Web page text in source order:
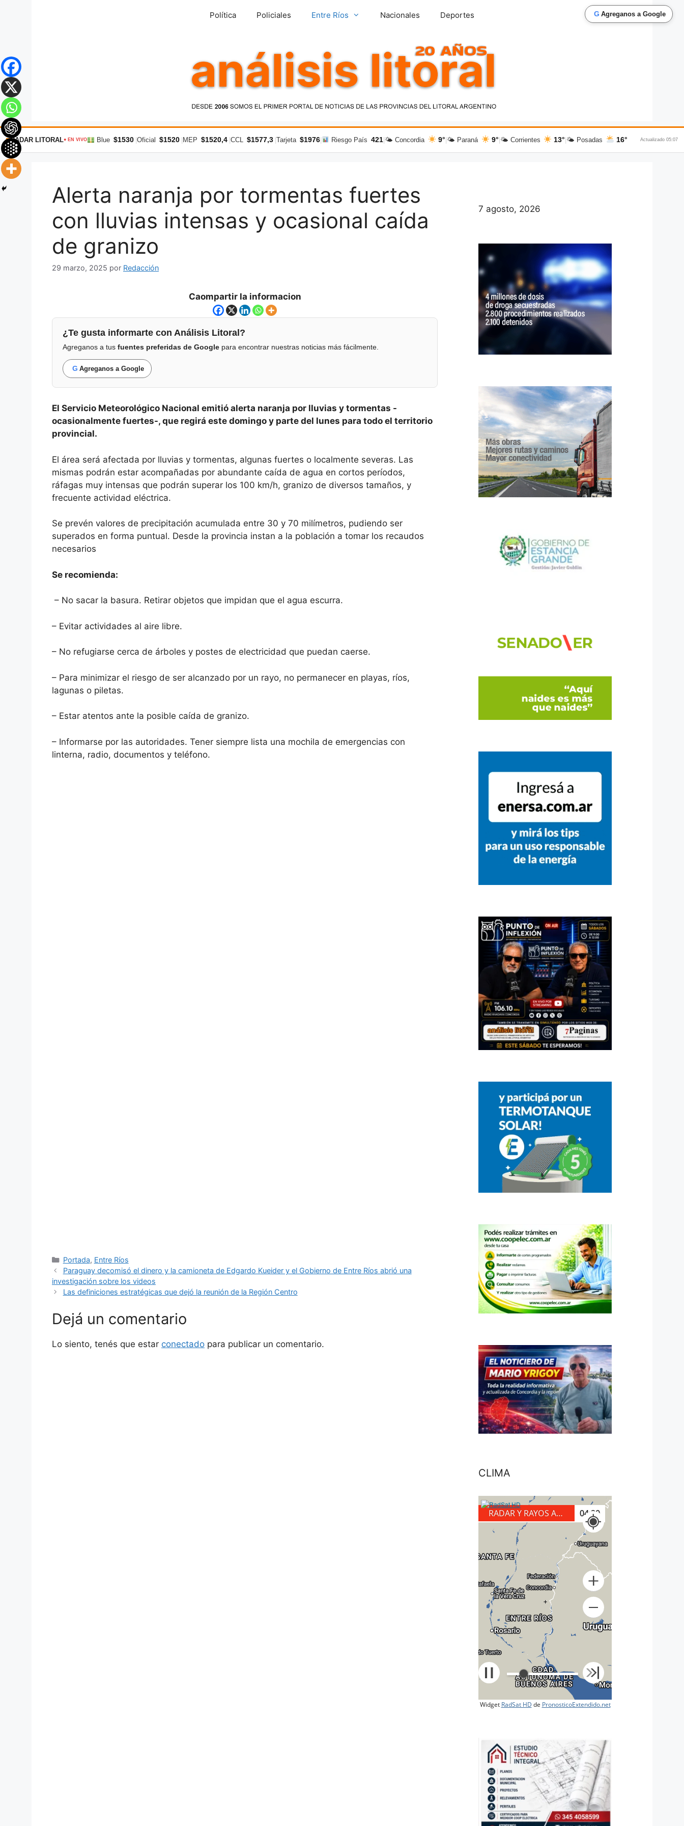
G Agreganos a Google
Política Policiales Entre Ríos Nacionales Deportes
RADAR LITORAL● EN VIVO Blue $1530 Oficial $1520 MEP $1520,4 CCL $1577,3 Tarjeta $1976| Riesgo País 421| 🌤 Concordia 9° 🌤 Paraná 9° 🌤 Corrientes 13° 🌤 Posadas 16° Actualizado 05:07
Alerta naranja por tormentas fuertes
con lluvias intensas y ocasional caída
de granizo
29 marzo, 2025 por Redacción
Caompartir la informacion
¿Te gusta informarte con Análisis Litoral?
Agreganos a tus fuentes preferidas de Google para encontrar nuestras noticias más fácilmente.
G Agreganos a Google
El Servicio Meteorológico Nacional emitió alerta naranja por lluvias y tormentas -
ocasionalmente fuertes-, que regirá este domingo y parte del lunes para todo el territorio
provincial.
El área será afectada por lluvias y tormentas, algunas fuertes o localmente severas. Las
mismas podrán estar acompañadas por abundante caída de agua en cortos períodos,
ráfagas muy intensas que podrán superar los 100 km/h, granizo de diversos tamaños, y
frecuente actividad eléctrica.
Se prevén valores de precipitación acumulada entre 30 y 70 milímetros, pudiendo ser
superados en forma puntual. Desde la provincia instan a la población a tomar los recaudos
necesarios
Se recomienda:
– No sacar la basura. Retirar objetos que impidan que el agua escurra.
– Evitar actividades al aire libre.
– No refugiarse cerca de árboles y postes de electricidad que puedan caerse.
– Para minimizar el riesgo de ser alcanzado por un rayo, no permanecer en playas, ríos,
lagunas o piletas.
– Estar atentos ante la posible caída de granizo.
– Informarse por las autoridades. Tener siempre lista una mochila de emergencias con
linterna, radio, documentos y teléfono.
Categorías
Portada, Entre Ríos
Paraguay decomisó el dinero y la camioneta de Edgardo Kueider y el Gobierno de Entre Ríos abrió una
investigación sobre los videos
Las definiciones estratégicas que dejó la reunión de la Región Centro
Dejá un comentario
Lo siento, tenés que estar conectado para publicar un comentario.
7 agosto, 2026
CLIMA
RADAR Y RAYOS A TIERRA 04:40
+
Widget RadSat HD de PronosticoExtendido.net